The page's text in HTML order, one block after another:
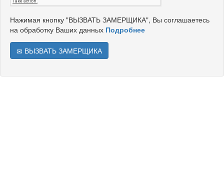
Нажимая кнопку "ВЫЗВАТЬ ЗАМЕРЩИКА", Вы соглашаетесь
на обработку Ваших данных Подробнее
ВЫЗВАТЬ ЗАМЕРЩИКА